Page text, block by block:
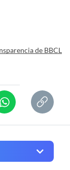
de BBCL